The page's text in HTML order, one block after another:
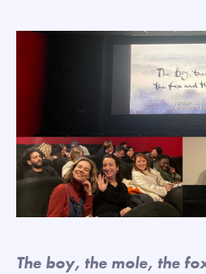
The boy, the mole, the